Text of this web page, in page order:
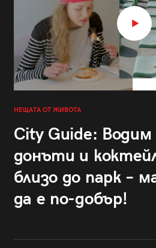
НЕЩАТА ОТ ЖИВОТА
City Guide:
донъти и
близо до парк –
да е по-добър!